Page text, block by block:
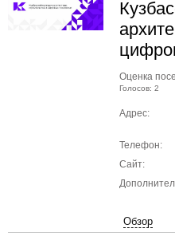
Оценка
Голосов: 2
Адрес:
Телефон:
Сайт:
Обзор